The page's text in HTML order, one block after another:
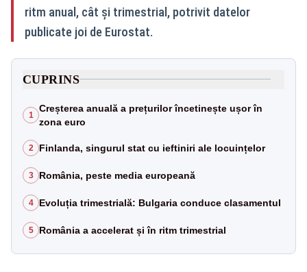
ritm anual, cât și trimestrial, potrivit datelor
publicate joi de Eurostat.
CUPRINS
1
Creșterea anuală a prețurilor încetinește ușor în
zona euro
2 Finlanda, singurul stat cu ieftiniri ale locuințelor
3 România, peste media europeană
4 Evoluția trimestrială: Bulgaria conduce clasamentul
5 România a accelerat și în ritm trimestrial